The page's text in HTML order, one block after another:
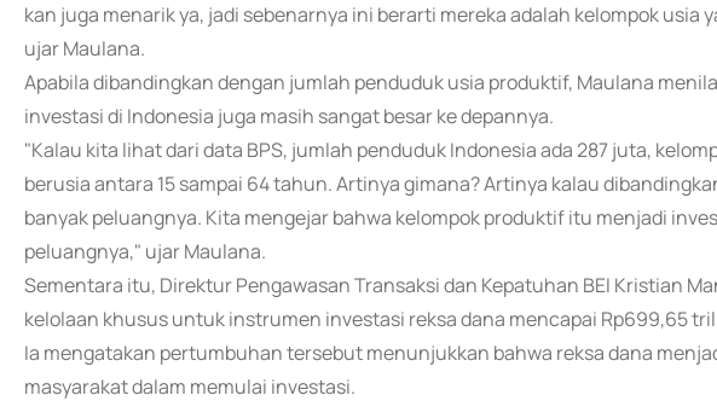
kan juga menarik ya, jadi sebenarnya ini berarti mereka adalah kelompok usia
ujar Maulana.
Apabila dibandingkan dengan jumlah penduduk usia produktif, Maulana
investasi di Indonesia juga masih sangat besar ke depannya.
"Kalau kita lihat dari data BPS, jumlah penduduk Indonesia ada 287 juta,
berusia antara 15 sampai 64 tahun. Artinya gimana? Artinya kalau
banyak peluangnya. Kita mengejar bahwa kelompok produktif itu menjadi
peluangnya," ujar Maulana.
Sementara itu, Direktur Pengawasan Transaksi dan Kepatuhan BEI Kristian
kelolaan khusus untuk instrumen investasi reksa dana mencapai Rp699,65
Ia mengatakan pertumbuhan tersebut menunjukkan bahwa reksa dana
masyarakat dalam memulai investasi.